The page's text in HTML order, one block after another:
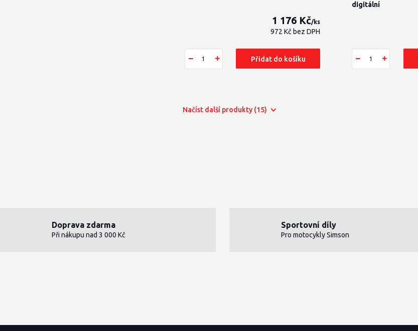
1 176 Kč/ks
972 Kč bez DPH
Přidat do košíku
digitální
Načíst další produkty (15)
Doprava zdarma
Při nákupu nad 3 000 Kč
Sportovní díly
Pro motocykly Simson